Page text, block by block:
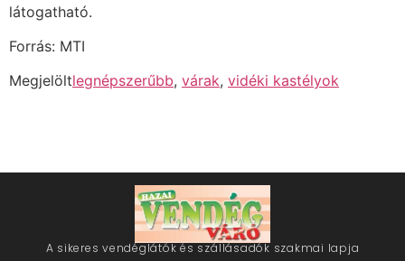
látogatható.
Forrás: MTI
Megjelöltlegnépszerűbb, várak, vidéki kastélyok
A sikeres vendéglátók és szállásadók szakmai lapja